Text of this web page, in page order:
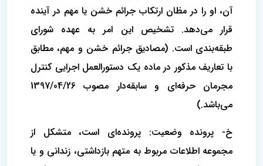
آن، او را در مظان ارتکاب جرائم خشن یا مهم در آینده
قرار می‌دهد. تشخیص این امر به عهده شورای
طبقه‌بندی است. (مصادیق جرائم خشن و مهم، مطابق
با تعاریف مذکور در ماده یک دستورالعمل اجرایی کنترل
مجرمان حرفه‌ای و سابقه‌دار مصوب 1397/04/26
می‌باشد.)
خ- پرونده وضعیت: پرونده‌ای است، متشکل از
مجموعه اطلاعات مربوط به متهم بازداشتی، زندانی و یا